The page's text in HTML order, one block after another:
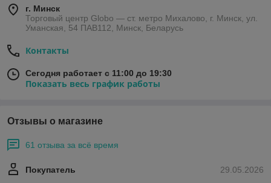
г. Минск
Торговый центр Globo — ст. метро Михалово, г. Минск, ул.
Уманская, 54 ПАВ112, Минск, Беларусь
Контакты
Сегодня работает с 11:00 до 19:30
Показать весь график работы
Отзывы о магазине
61 отзыва за всё время
29.05.2026
Покупатель